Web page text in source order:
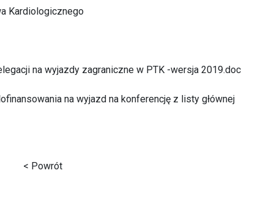
Kardiologicznego
na wyjazdy zagraniczne w PTK -wersja 2019.doc
na wyjazd na konferencję z listy głównej
< Powrót